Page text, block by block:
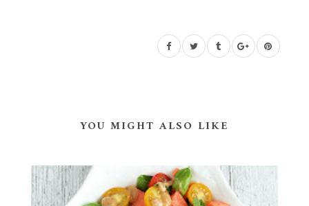
YOU MIGHT ALSO LIKE